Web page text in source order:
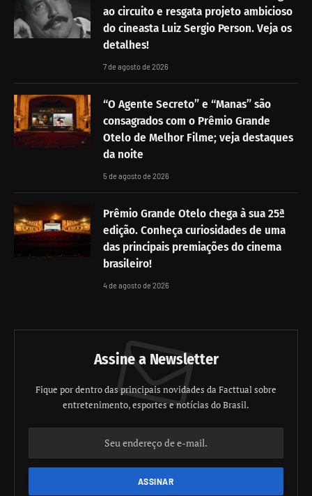
ao circuito e resgata projeto ambicioso
do cineasta Luiz Sergio Person. Veja os
detalhes!
7 de agosto de 2026
“O Agente Secreto” e “Manas” são
consagrados com o Prêmio Grande
Otelo de Melhor Filme; veja destaques
da noite
5 de agosto de 2026
Prêmio Grande Otelo chega à sua 25ª
edição. Conheça curiosidades de uma
das principais premiações do cinema
brasileiro!
4 de agosto de 2026
Assine a Newsletter
Fique por dentro das principais novidades da Facttual sobre
entretenimento, esportes e notícias do Brasil.